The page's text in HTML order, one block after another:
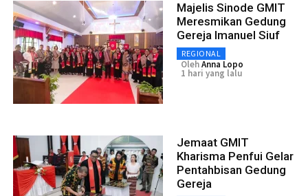
Majelis Sinode GMIT
Meresmikan Gedung
Gereja Imanuel Siuf
REGIONAL
OlehAnna Lopo
1 hari yang lalu
Jemaat GMIT
Kharisma Penfui Gelar
Pentahbisan Gedung
Gereja